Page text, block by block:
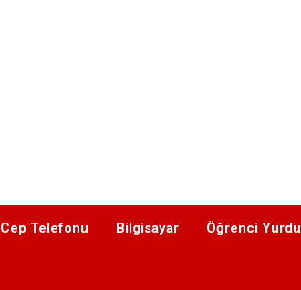
Cep Telefonu Bilgisayar Öğrenci Yurdu